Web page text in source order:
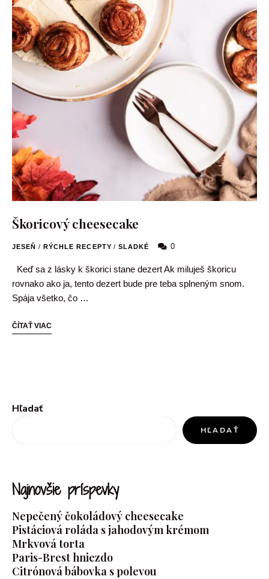
Škoricový cheesecake
JESEŇ / RÝCHLE RECEPTY / SLADKÉ 0
Keď sa z lásky k škorici stane dezert Ak miluješ škoricu
rovnako ako ja, tento dezert bude pre teba splneným snom.
Spája všetko, čo …
ČÍTAŤ VIAC
Hľadať
HĽADAŤ
Najnovšie príspevky
Nepečený čokoládový cheesecake
Pistáciová roláda s jahodovým krémom
Mrkvová torta
Paris-Brest hniezdo
Citrónová bábovka s polevou